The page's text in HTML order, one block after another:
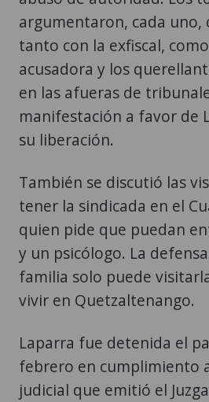
argumentaron, cada uno,
tanto con la exfiscal,
acusadora y los
en las afueras de
manifestación a favor de
su liberación.
También se discutió las
tener la sindicada en el
quien pide que puedan
y un psicólogo. La
familia solo puede
vivir en Quetzaltenango.
Laparra fue detenida el
febrero en cumplimiento
judicial que emitió el